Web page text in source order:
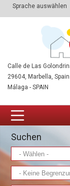
Sprache auswählen
Calle de Las
29604, Marbella, Spain
Málaga - SPAIN
Suchen